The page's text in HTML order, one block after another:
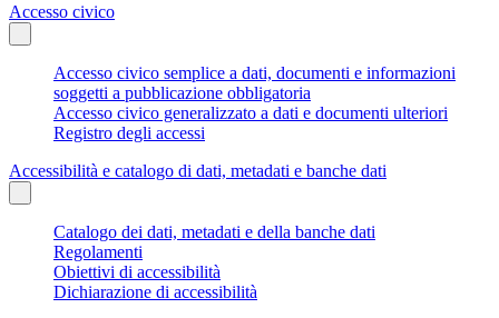
Accesso civico
Accesso civico semplice a dati, documenti e informazioni
soggetti a pubblicazione obbligatoria
Accesso civico generalizzato a dati e documenti ulteriori
Registro degli accessi
Accessibilità e catalogo di dati, metadati e banche dati
Catalogo dei dati, metadati e della banche dati
Regolamenti
Obiettivi di accessibilità
Dichiarazione di accessibilità